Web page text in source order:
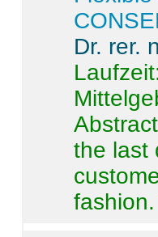
Dr. rer.
the last
fashion.